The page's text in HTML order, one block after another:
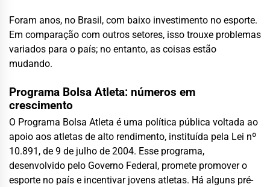
Foram anos, no Brasil, com baixo investimento no esporte.
Em comparação com outros setores, isso trouxe problemas
variados para o país; no entanto, as coisas estão
mudando.
Programa Bolsa Atleta: números em
crescimento
O Programa Bolsa Atleta é uma política pública voltada ao
apoio aos atletas de alto rendimento, instituída pela Lei nº
10.891, de 9 de julho de 2004. Esse programa,
desenvolvido pelo Governo Federal, promete promover o
esporte no país e incentivar jovens atletas. Há alguns pré-